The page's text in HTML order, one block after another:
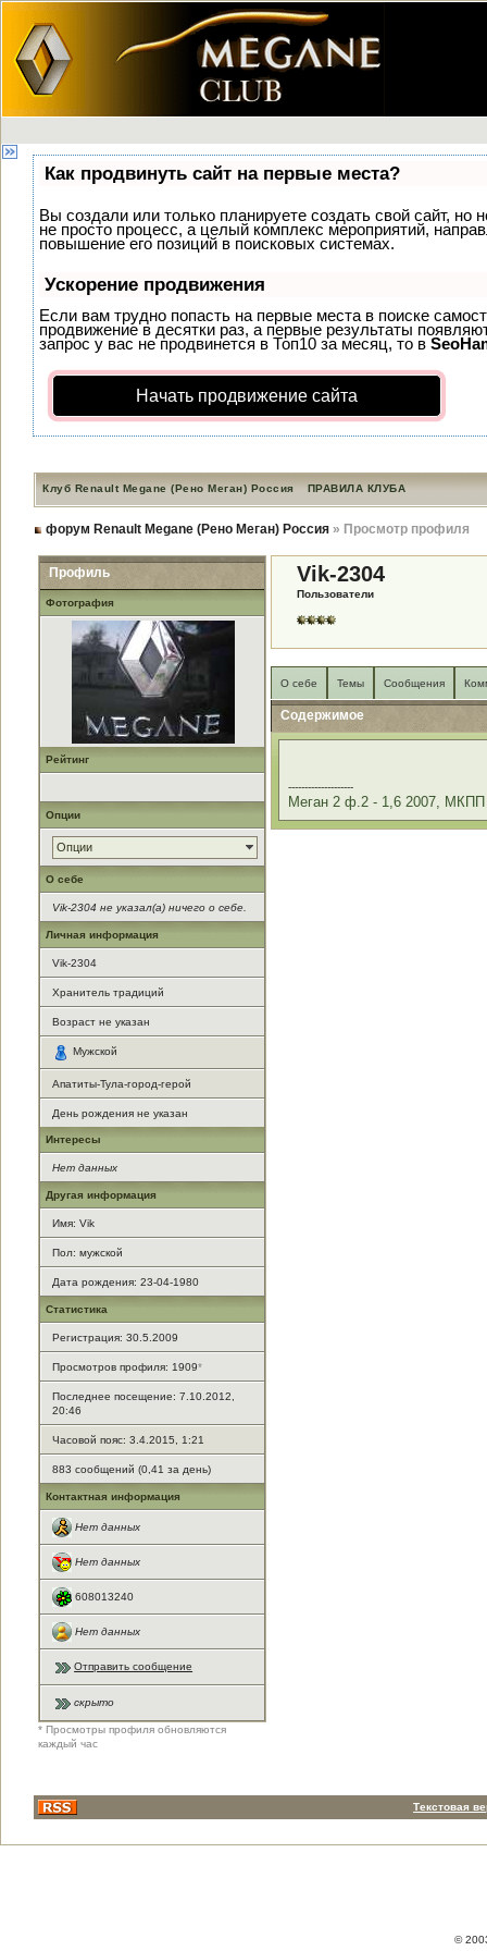
Как продвинуть сайт на первые места?
Вы создали или только планируете создать свой сайт, но
не просто процесс, а целый комплекс мероприятий,
повышение его позиций в поисковых системах.
Ускорение продвижения
Если вам трудно попасть на первые места в поиске
продвижение в десятки раз, а первые результаты
запрос у вас не продвинется в Топ10 за месяц, то в
Начать продвижение сайта
Клуб Renault Megane (Рено Меган) Россия ПРАВИЛА КЛУБА
форум Renault Megane (Рено Меган) Россия » Просмотр профиля
Профиль
Фотография
Рейтинг
Опции
Опции
О себе
Vik-2304 не указал(а) ничего о себе.
Личная информация
Vik-2304
Хранитель традиций
Возраст не указан
Мужской
Апатиты-Тула-город-герой
День рождения не указан
Интересы
Нет данных
Другая информация
Имя: Vik
Пол: мужской
Дата рождения: 23-04-1980
Статистика
Регистрация: 30.5.2009
Просмотров профиля: 1909*
Последнее посещение: 7.10.2012,
20:46
Часовой пояс: 3.4.2015, 1:21
883 сообщений (0,41 за день)
Контактная информация
Нет данных
Нет данных
608013240
Нет данных
Отправить сообщение
скрыто
* Просмотры профиля обновляются
каждый час
Vik-2304
Пользователи
О себе Темы Сообщения
Содержимое
--------------------
Меган 2 ф.2 - 1,6 2007,
Текстовая
©